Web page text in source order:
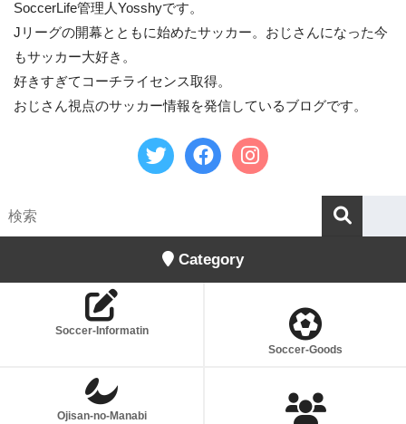
SoccerLife管理人Yosshyです。
Jリーグの開幕とともに始めたサッカー。おじさんになった今
もサッカー大好き。
好きすぎてコーチライセンス取得。
おじさん視点のサッカー情報を発信しているブログです。
Category
Soccer-Informatin
Soccer-Goods
Ojisan-no-Manabi